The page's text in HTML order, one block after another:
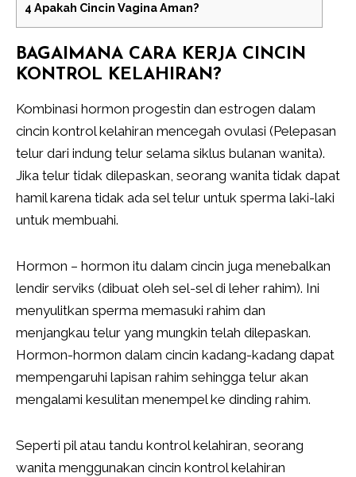
4 Apakah Cincin Vagina Aman?
BAGAIMANA CARA KERJA CINCIN
KONTROL KELAHIRAN?
Kombinasi hormon progestin dan estrogen dalam
cincin kontrol kelahiran mencegah ovulasi (Pelepasan
telur dari indung telur selama siklus bulanan wanita).
Jika telur tidak dilepaskan, seorang wanita tidak dapat
hamil karena tidak ada sel telur untuk sperma laki-laki
untuk membuahi.
Hormon – hormon itu dalam cincin juga menebalkan
lendir serviks (dibuat oleh sel-sel di leher rahim). Ini
menyulitkan sperma memasuki rahim dan
menjangkau telur yang mungkin telah dilepaskan.
Hormon-hormon dalam cincin kadang-kadang dapat
mempengaruhi lapisan rahim sehingga telur akan
mengalami kesulitan menempel ke dinding rahim.
Seperti pil atau tandu kontrol kelahiran, seorang
wanita menggunakan cincin kontrol kelahiran